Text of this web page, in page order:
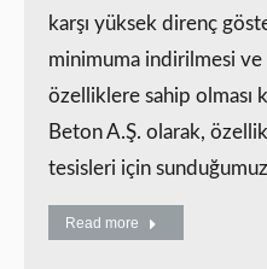
karşı yüksek direnç
minimuma indirilmesi ve
özelliklere sahip olması
Beton A.Ş. olarak,
tesisleri için
Read more